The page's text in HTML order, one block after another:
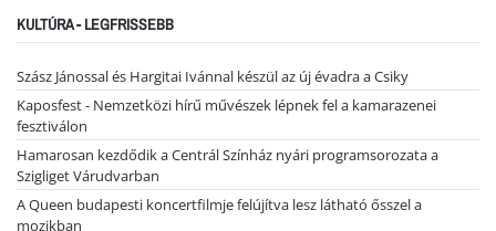
KULTÚRA - LEGFRISSEBB
Szász Jánossal és Hargitai Ivánnal készül az új évadra a Csiky
Kaposfest - Nemzetközi hírű művészek lépnek fel a kamarazenei
fesztiválon
Hamarosan kezdődik a Centrál Színház nyári programsorozata a
Szigliget Várudvarban
A Queen budapesti koncertfilmje felújítva lesz látható ősszel a
mozikban